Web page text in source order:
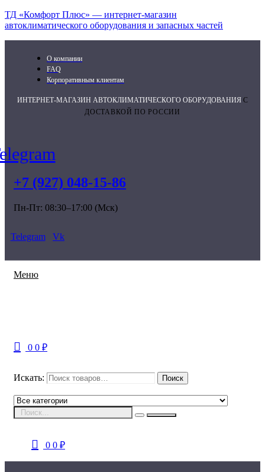
ТД «Комфорт Плюс» — интернет-магазин
автоклиматического оборудования и запасных частей
О компании
FAQ
Корпоративным клиентам
ИНТЕРНЕТ-МАГАЗИН АВТОКЛИМАТИЧЕСКОГО ОБОРУДОВАНИЯ С
ДОСТАВКОЙ ПО РОССИИ
+7 (927) 048-15-86
Пн-Пт: 08:30–17:00 (Мск)
Telegram Vk
Меню
0 0 ₽
Искать: Поиск
0 0 ₽